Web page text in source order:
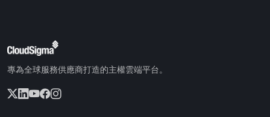
專為全球服務供應商打造的主權雲端平台。